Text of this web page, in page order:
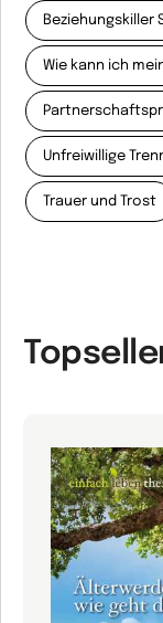
Beziehungskiller
Wie kann ich
Unfreiwillige
Trauer und Trost